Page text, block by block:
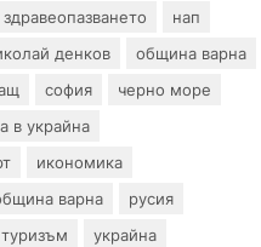
нап
денков
община варна
софия
черно море
в украйна
икономика
варна
русия
туризъм украйна